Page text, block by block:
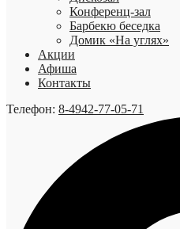
Конференц-зал
Барбекю беседка
Домик «На углях»
Акции
Афиша
Контакты
Телефон: 8-4942-77-05-71